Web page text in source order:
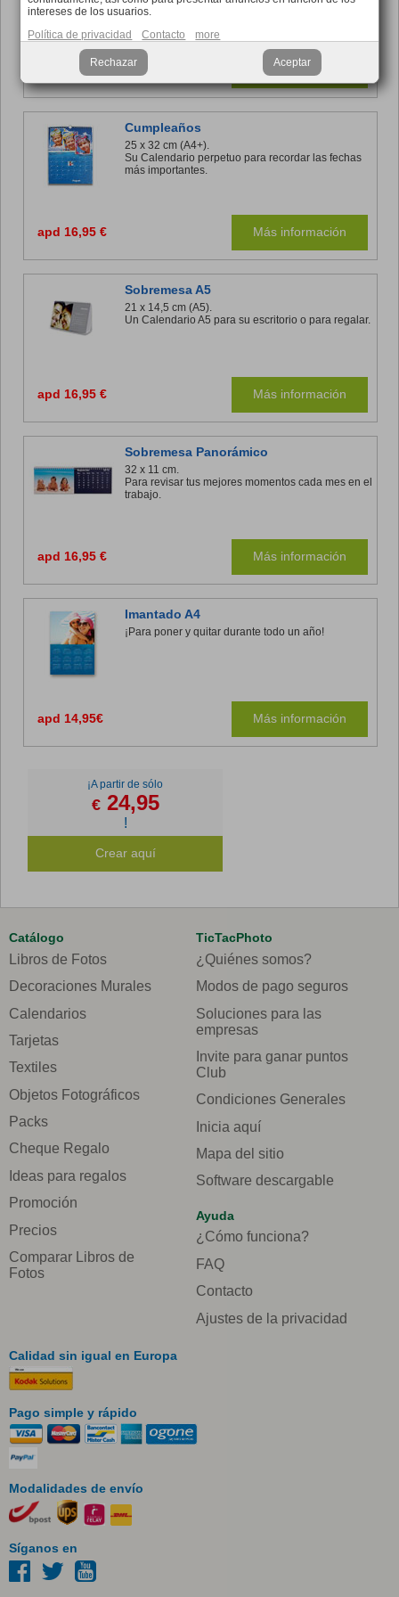
apd 16,95 € Más información
Cumpleaños
25 x 32 cm (A4+).
Su Calendario perpetuo para recordar las fechas
más importantes.
apd 16,95 € Más información
Sobremesa A5
21 x 14,5 cm (A5).
Un Calendario A5 para su escritorio o para regalar.
apd 16,95 € Más información
Sobremesa Panorámico
32 x 11 cm.
Para revisar tus mejores momentos cada mes en el
trabajo.
apd 16,95 € Más información
Imantado A4
¡Para poner y quitar durante todo un año!
apd 14,95€ Más información
¡A partir de sólo
€24,95
!
Crear aquí
Catálogo
Libros de Fotos
Decoraciones Murales
Calendarios
Tarjetas
Textiles
Objetos Fotográficos
Packs
Cheque Regalo
Ideas para regalos
Promoción
Precios
Comparar Libros de
Fotos
TicTacPhoto
¿Quiénes somos?
Modos de pago seguros
Soluciones para las
empresas
Invite para ganar puntos
Club
Condiciones Generales
Inicia aquí
Mapa del sitio
Software descargable
Ayuda
¿Cómo funciona?
FAQ
Contacto
Ajustes de la privacidad
Calidad sin igual en Europa
Pago simple y rápido
Modalidades de envío
Síganos en
intereses de los usuarios.
Política de privacidad
Contacto more
Rechazar Aceptar